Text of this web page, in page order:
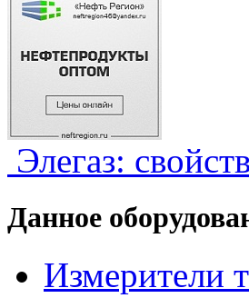
Элегаз:
Данное
Измерители